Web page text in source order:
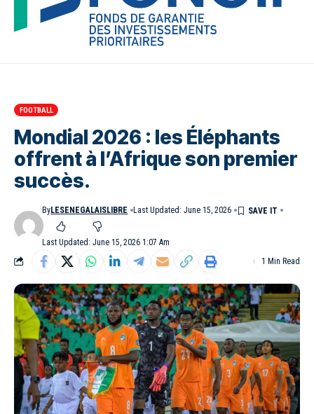
FOOTBALL
Mondial 2026 : les Éléphants
offrent à l’Afrique son premier
succès.
Last Updated: June 15, 2026 1:07 Am
ByLESENEGALAISLIBRE Last Updated: June 15, 2026
1 Min Read